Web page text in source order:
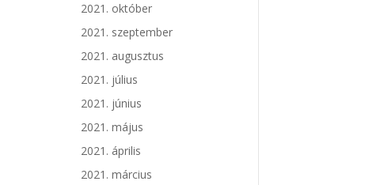
2021. október
2021. szeptember
2021. augusztus
2021. július
2021. június
2021. május
2021. április
2021. március